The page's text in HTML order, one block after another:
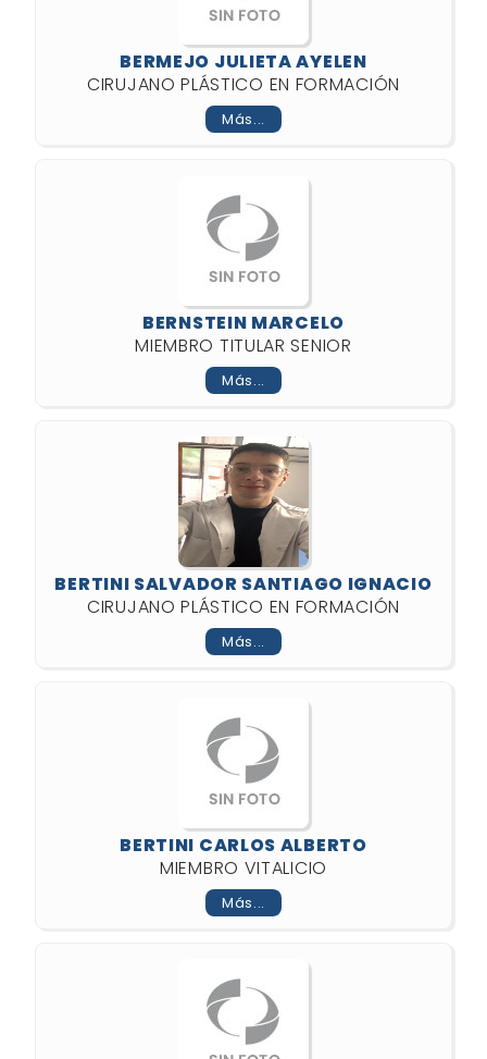
BERMEJO JULIETA AYELEN
CIRUJANO PLÁSTICO EN FORMACIÓN
Más...
BERNSTEIN MARCELO
MIEMBRO TITULAR SENIOR
Más...
BERTINI SALVADOR SANTIAGO IGNACIO
CIRUJANO PLÁSTICO EN FORMACIÓN
Más...
BERTINI CARLOS ALBERTO
MIEMBRO VITALICIO
Más...